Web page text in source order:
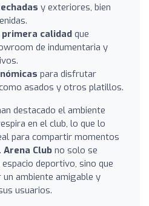
y exteriores, bien
calidad que
de indumentaria y
para disfrutar
asados y otros platillos.
destacado el ambiente
en el club, lo que lo
para compartir momentos
Arena Club no solo se
deportivo, sino que
ambiente amigable y
usuarios.